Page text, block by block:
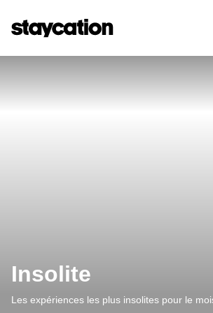
Insolite
Les expériences les plus insolites pour le